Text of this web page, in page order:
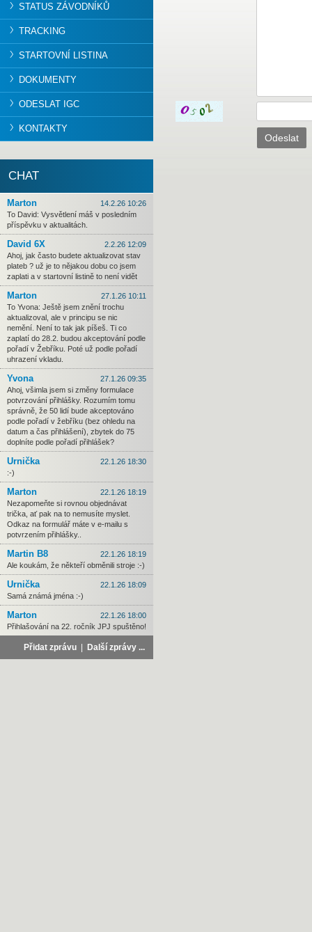
STATUS ZÁVODNÍKŮ
TRACKING
STARTOVNÍ LISTINA
DOKUMENTY
ODESLAT IGC
KONTAKTY
CHAT
Marton
14.2.26 10:26
To David: Vysvětlení máš v posledním
příspěvku v aktualitách.
David 6X
2.2.26 12:09
Ahoj, jak často budete aktualizovat stav
plateb ? už je to nějakou dobu co jsem
zaplati a v startovní listině to není vidět
Marton
27.1.26 10:11
To Yvona: Ještě jsem znění trochu
aktualizoval, ale v principu se nic
nemění. Není to tak jak píšeš. Ti co
zaplatí do 28.2. budou akceptování podle
pořadí v Žebříku. Poté už podle pořadí
uhrazení vkladu.
Yvona
27.1.26 09:35
Ahoj, všimla jsem si změny formulace
potvrzování přihlášky. Rozumím tomu
správně, že 50 lidí bude akceptováno
podle pořadí v žebříku (bez ohledu na
datum a čas přihlášení), zbytek do 75
doplníte podle pořadí přihlášek?
Urnička
22.1.26 18:30
:-)
Marton
22.1.26 18:19
Nezapomeňte si rovnou objednávat
trička, ať pak na to nemusíte myslet.
Odkaz na formulář máte v e-mailu s
potvrzením přihlášky..
Martin B8
22.1.26 18:19
Ale koukám, že někteří obměnili stroje :-)
Urnička
22.1.26 18:09
Samá známá jména :-)
Marton
22.1.26 18:00
Přihlašování na 22. ročník JPJ spuštěno!
Přidat zprávu Další zprávy ...